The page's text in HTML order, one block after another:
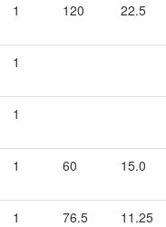
1 120 22.5
1
1
1 60 15.0
1 76.5 11.25